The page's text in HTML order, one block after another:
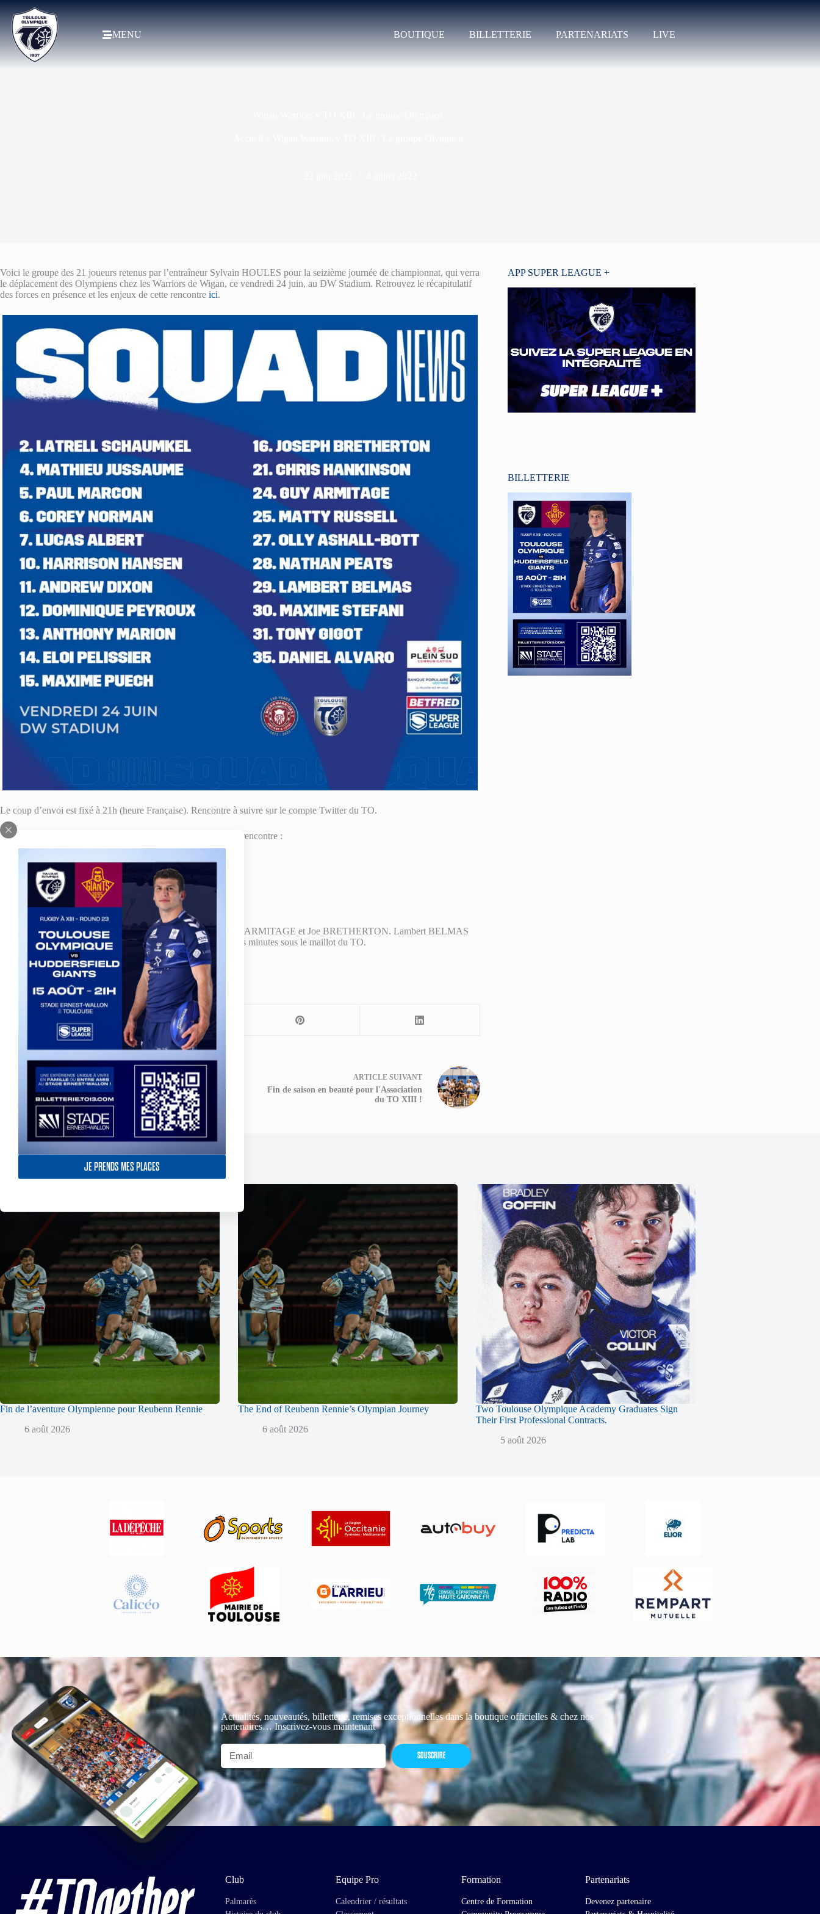
JE PRENDS MES PLACES
MENU BOUTIQUE BILLETTERIE PARTENARIATS LIVE
Voici le groupe des 21 joueurs retenus par l’entraîneur Sylvain HOULES pour la seizième journée de championnat, qui verra
le déplacement des Olympiens chez les Warriors de Wigan, ce vendredi 24 juin, au DW Stadium. Retrouvez le récapitulatif
des forces en présence et les enjeux de cette rencontre ici.
Le coup d’envoi est fixé à 21h (heure Française). Rencontre à suivre sur le compte Twitter du TO.
Côté infirmerie, plusieurs joueurs sont indisponibles pour cette rencontre :
Ilias BERGAL (mollet)
Romain NAVARRETE (adducteurs)
Hugo PEZET (ischios-jambiers)
Justin SANGARE (cheville)
Lloyd WHITE (dos)
En revanche, le groupe Olympien enregistre les retours de Guy ARMITAGE et Joe BRETHERTON. Lambert BELMAS
fait également une apparition et postule pour jouer ses premières minutes sous le maillot du TO.
Partagez votre amour
ARTICLEPRÉCÉDENT
Wigan Warriors v TO - Le récap
ARTICLESUIVANT
Fin de saison en beauté pour l'Association
du TO XIII !
APP SUPER LEAGUE +
BILLETTERIE
Publications similaires
Fin de l’aventure Olympienne pour Reubenn Rennie
6 août 2026
The End of Reubenn Rennie’s Olympian Journey
6 août 2026
Two Toulouse Olympique Academy Graduates Sign
Their First Professional Contracts.
5 août 2026
Actualités, nouveautés, billetterie, remises exceptionnelles dans la boutique officielles & chez nos
partenaires… Inscrivez-vous maintenant
SOUSCRIRE
Club
Palmarès
Equipe Pro
Calendrier / résultats
Formation
Centre de Formation
Partenariats
Devenez partenaire